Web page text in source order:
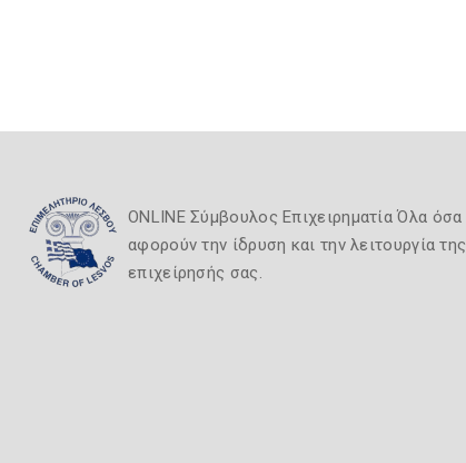
ONLINE Σύμβουλος Επιχειρηματία Όλα όσα
αφορούν την ίδρυση και την λειτουργία της
επιχείρησής σας.